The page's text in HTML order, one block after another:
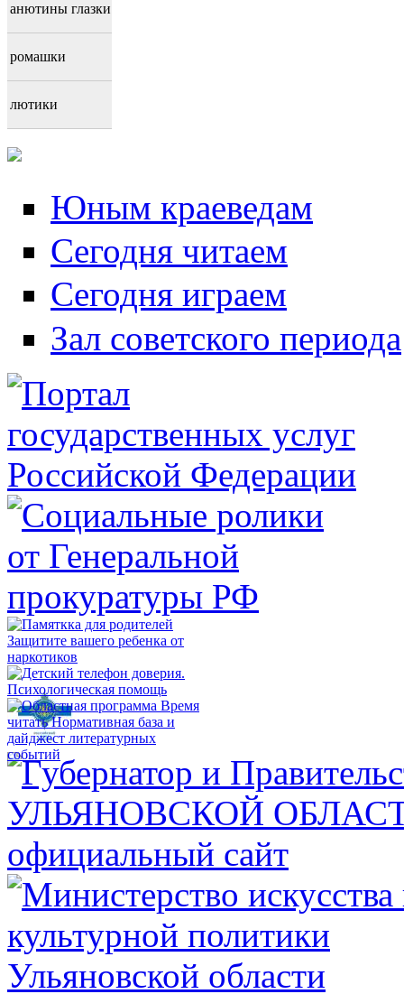
анютины глазки
ромашки
лютики
Юным краеведам
Сегодня читаем
Сегодня играем
Зал советского периода